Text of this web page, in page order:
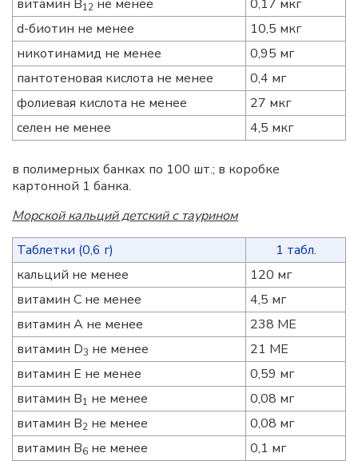
витамин B12 не менее
0,17 мкг
d-биотин не менее
10,5 мкг
никотинамид не менее
0,95 мг
пантотеновая кислота не менее
0,4 мг
фолиевая кислота не менее
27 мкг
селен не менее
4,5 мкг
в полимерных банках по 100 шт.; в коробке
картонной 1 банка.
Морской кальций детский с таурином
Таблетки (0,6 г)
1 табл.
кальций не менее
120 мг
витамин С не менее
4,5 мг
витамин А не менее
238 МЕ
витамин D3 не менее
21 МЕ
витамин Е не менее
0,59 мг
витамин B1 не менее
0,08 мг
витамин B2 не менее
0,08 мг
витамин B6не менее
0,1 мг